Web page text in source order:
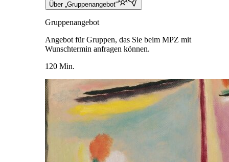
Über „Gruppenangebot“
Gruppenangebot
Angebot für Gruppen, das Sie beim MPZ mit
Wunschtermin anfragen können.
120 Min.